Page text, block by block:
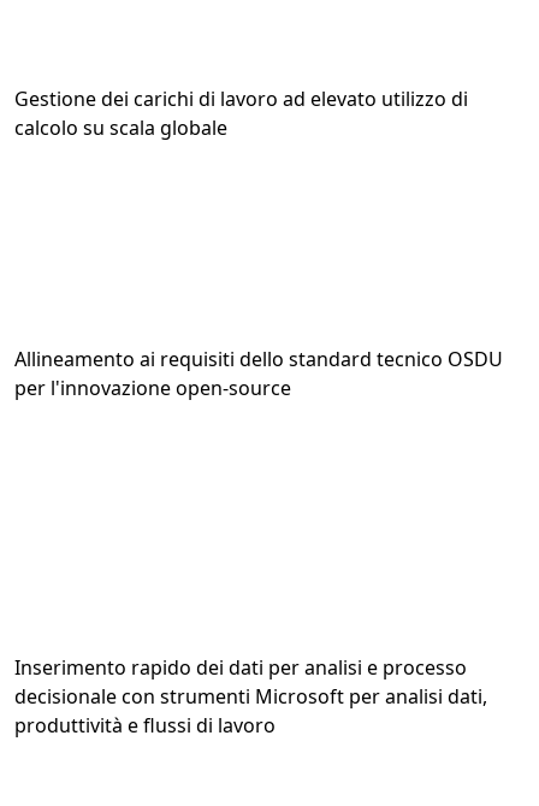
Gestione dei carichi di lavoro ad elevato utilizzo di
calcolo su scala globale
Allineamento ai requisiti dello standard tecnico OSDU
per l'innovazione open-source
Inserimento rapido dei dati per analisi e processo
decisionale con strumenti Microsoft per analisi dati,
produttività e flussi di lavoro